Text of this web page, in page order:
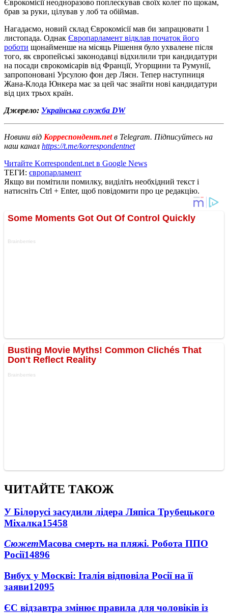
Єврокомісії неодноразово поплескував своїх колег по щокам,
брав за руки, цілував у лоб та обіймав.
Нагадаємо, новий склад Єврокомісії мав би запрацювати 1
листопада. Однак Європарламент відклав початок його
роботи щонайменше на місяць Рішення було ухвалене після
того, як європейські законодавці відхилили три кандидатури
на посади єврокомісарів від Франції, Угорщини та Румунії,
запропоновані Урсулою фон дер Ляєн. Тепер наступниця
Жана-Клода Юнкера має за цей час знайти нові кандидатури
від цих трьох країн.
Джерело: Українська служба DW
Новини від Корреспондент.netв Telegram. Підписуйтесь на
наш канал https://t.me/korrespondentnet
Читайте Korrespondent.net в Google News
ТЕГИ: європарламент
Якщо ви помітили помилку, виділіть необхідний текст і
натисніть Ctrl + Enter, щоб повідомити про це редакцію.
ЧИТАЙТЕ ТАКОЖ
У Білорусі засудили лідера Ляпіса Трубецького
Міхалка15458
СюжетМасова смерть на пляжі. Робота ППО
Росії14896
Вибух у Москві: Італія відповіла Росії на її
заяви12095
ЄС відзавтра змінює правила для чоловіків із